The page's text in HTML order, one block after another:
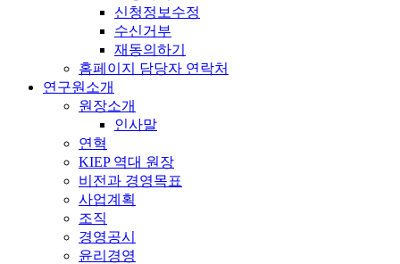
신청정보수정
수신거부
재동의하기
홈페이지 담당자 연락처
연구원소개
원장소개
인사말
연혁
KIEP 역대 원장
비전과 경영목표
사업계획
조직
경영공시
윤리경영